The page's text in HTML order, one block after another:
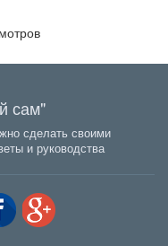
сам"
сделать своими
и руководства